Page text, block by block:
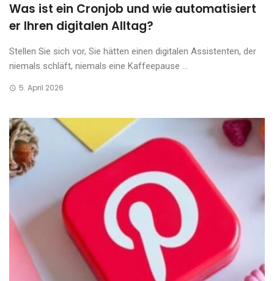
Was ist ein Cronjob und wie automatisiert
er Ihren digitalen Alltag?
Stellen Sie sich vor, Sie hätten einen digitalen Assistenten, der
niemals schläft, niemals eine Kaffeepause ...
5. April 2026